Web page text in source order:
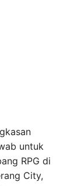
untuk
RPG di
City,